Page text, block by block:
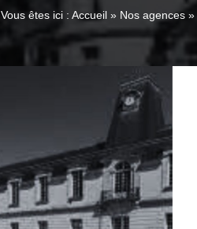
Vous êtes ici : Accueil » Nos agences »